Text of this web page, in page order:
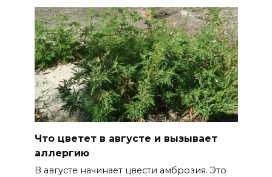
Что цветет в августе и вызывает
аллергию
В августе начинает цвести амброзия. Это